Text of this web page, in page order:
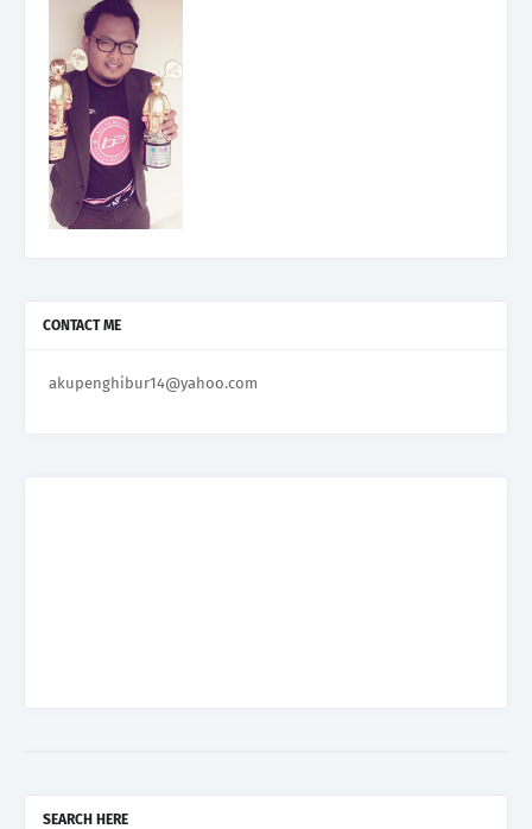
CONTACT ME
akupenghibur14@yahoo.com
SEARCH HERE